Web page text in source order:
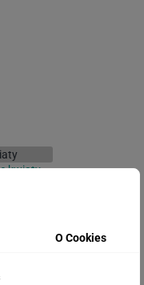
kwiaty
O Cookies